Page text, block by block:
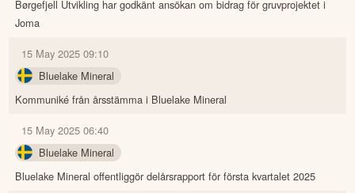
Børgefjell Utvikling har godkänt ansökan om bidrag för gruvprojektet i
Joma
15 May 2025 09:10
Bluelake Mineral
Kommuniké från årsstämma i Bluelake Mineral
15 May 2025 06:40
Bluelake Mineral
Bluelake Mineral offentliggör delårsrapport för första kvartalet 2025